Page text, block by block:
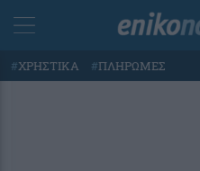
#ΧΡΗΣΤΙΚΑ #ΠΛΗΡΩΜΕΣ